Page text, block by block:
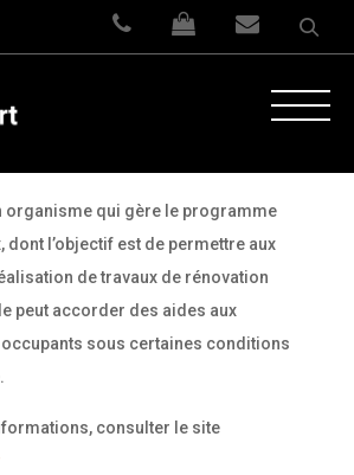
(Agence Nationale de
organisme qui gère le programme
dont l’objectif est de permettre aux
de travaux de rénovation
peut accorder des aides aux
sous certaines conditions
consulter le site